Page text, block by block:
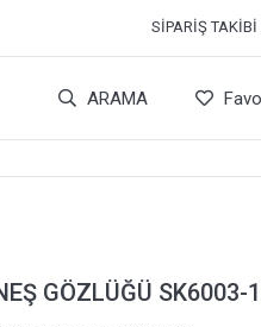
SIPARIŞ TAKIBI
ARAMA
GÖZLÜĞÜ SK6003-